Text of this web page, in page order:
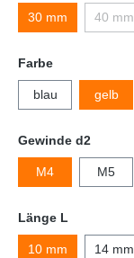
30 mm 40 mm
Farbe
blau gelb
Gewinde d2
M4 M5
Länge L
10 mm 14 mm